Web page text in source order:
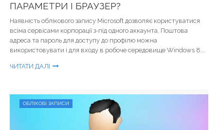
ПАРАМЕТРИ І БРАУЗЕР?
Наявність облікового запису Microsoft дозволяє користуватися
всіма сервісами корпорації з-під одного аккаунта. Поштова
адреса та пароль для доступу до профілю можна
використовувати і для входу в робоче середовище Windows 8...
ЧИТАТИ ДАЛІ
ОБЛІКОВІ ЗАПИСИ